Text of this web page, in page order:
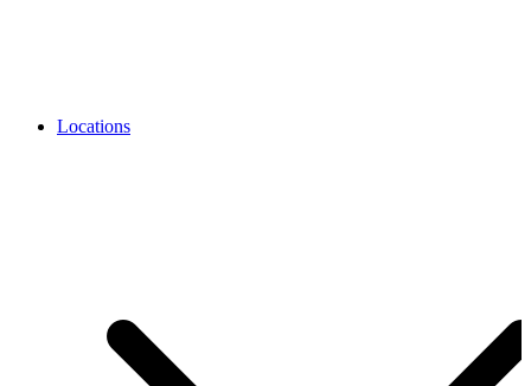
Locations